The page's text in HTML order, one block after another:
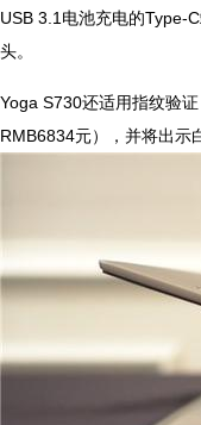
USB 3.1电池充电的Type-
头。
Yoga S730还适用指纹验
RMB6834元），并将出示